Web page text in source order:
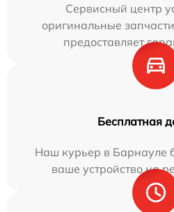
Сервисный центр
оригинальные
предоставляет
Бесплатная
Наш курьер в Барнауле
ваше устройство на